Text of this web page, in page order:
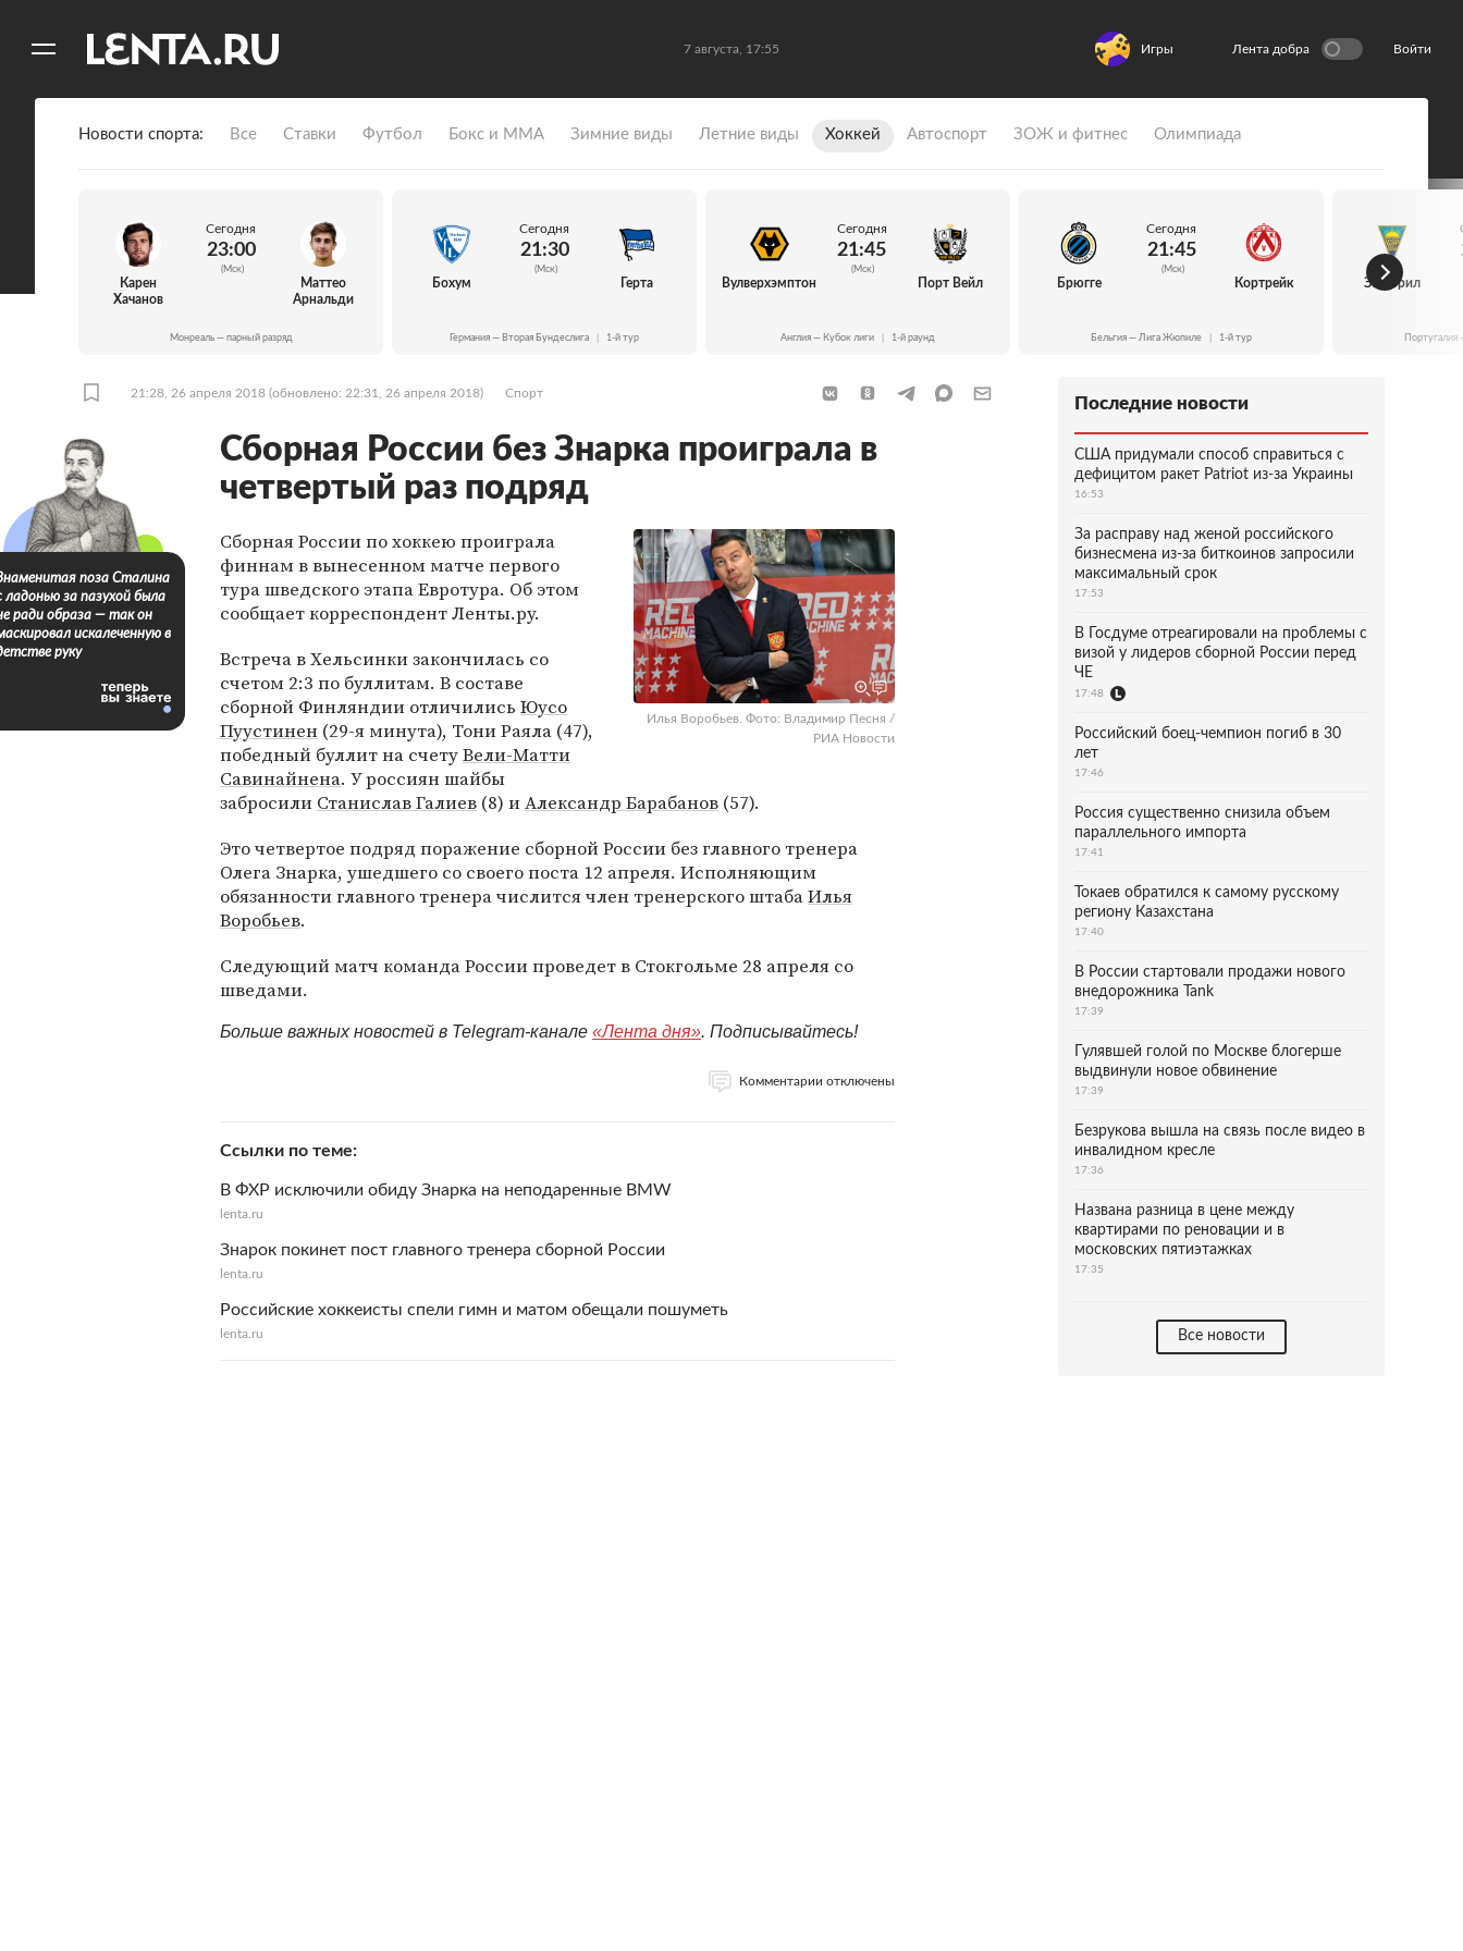
7 августа, 17:55 Игры Лента добра Войти
Новости спорта Все Ставки Футбол Бокс и ММА Зимние виды Летние виды Хоккей Автоспорт ЗОЖ и фитнес Олимпиада
Карен
Хачанов
Сегодня
23:00
(Мск)
Маттео
Арнальди
Монреаль — парный разряд
Бохум
Сегодня
21:30
(Мск)
Герта
Германия — Вторая Бундеслига 1-й тур
Вулверхэмптон
Сегодня
21:45
(Мск)
Порт Вейл
Англия — Кубок лиги 1-й раунд
Брюгге
Сегодня
21:45
(Мск)
Кортрейк
Бельгия — Лига Жюпиле 1-й тур
Эшторил
21:28, 26 апреля 2018 (обновлено: 22:31, 26 апреля 2018) Спорт
Сборная России без Знарка проиграла в
четвертый раз подряд
Илья Воробьев. Фото: Владимир Песня /
РИА Новости
Сборная России по хоккею проиграла
финнам в вынесенном матче первого
тура шведского этапа Евротура. Об этом
сообщает корреспондент Ленты.ру.
Встреча в Хельсинки закончилась со
счетом 2:3 по буллитам. В составе
сборной Финляндии отличились Юусо
Пуустинен (29-я минута), Тони Раяла (47),
победный буллит на счетуВели-Матти
Савинайнена. У россиян шайбы
забросили Станислав Галиев (8) иАлександр Барабанов (57).
Это четвертое подряд поражение сборной России без главного тренера
Олега Знарка, ушедшего со своего поста 12 апреля. Исполняющим
обязанности главного тренера числится член тренерского штабаИлья
Воробьев.
Следующий матч команда России проведет в Стокгольме 28 апреля со
шведами.
Больше важных новостей в Telegram-канале «Лента дня». Подписывайтесь!
Комментарии отключены
Ссылки по теме
В ФХР исключили обиду Знарка на неподаренные BMW
lenta.ru
Знарок покинет пост главного тренера сборной России
lenta.ru
Российские хоккеисты спели гимн и матом обещали пошуметь
lenta.ru
поза Сталина
ладонью за пазухой была
ради образа — так он
искалеченную в
руку
Последние новости
США придумали способ справиться с
дефицитом ракет Patriot из-за Украины
16:53
За расправу над женой российского
бизнесмена из-за биткоинов запросили
максимальный срок
17:53
В Госдуме отреагировали на проблемы с
визой у лидеров сборной России перед
ЧЕ
17:48
Российский боец-чемпион погиб в 30
лет
17:46
Россия существенно снизила объем
параллельного импорта
17:41
Токаев обратился к самому русскому
региону Казахстана
17:40
В России стартовали продажи нового
внедорожника Tank
17:39
Гулявшей голой по Москве блогерше
выдвинули новое обвинение
17:39
Безрукова вышла на связь после видео в
инвалидном кресле
17:36
Названа разница в цене между
квартирами по реновации и в
московских пятиэтажках
17:35
Все новости